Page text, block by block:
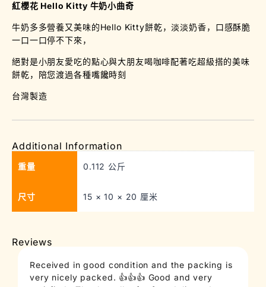
紅櫻花 Hello Kitty 牛奶小曲奇
牛奶多多營養又美味的Hello Kitty餅乾，淡淡奶香，口感酥脆
一口一口停不下來，
絕對是小朋友愛吃的點心與大朋友喝咖啡配著吃超級搭的美味
餅乾，陪您渡過各種嘴饞時刻
台灣製造
Additional Information
重量 0.112 公斤
尺寸 15 × 10 × 20 厘米
Reviews
Received in good condition and the packing is
very nicely packed. 👍👍👍 Good and very